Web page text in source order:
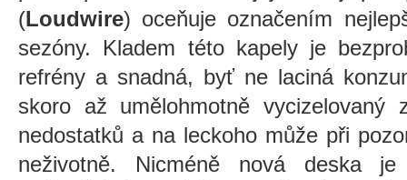
(Loudwire) oceňuje označením
sezóny. Kladem této kapely je
refrény a snadná, byť ne laciná
skoro až umělohmotně
nedostatků a na leckoho může při
neživotně. Nicméně nová deska